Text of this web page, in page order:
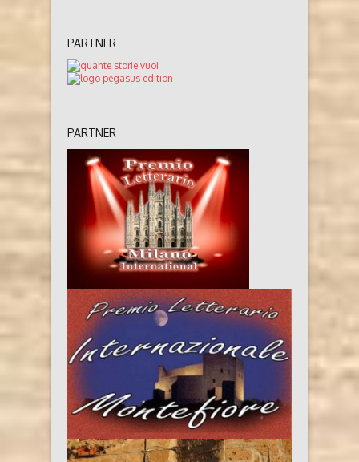
PARTNER
PARTNER